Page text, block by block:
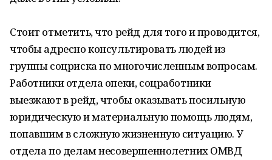
Стоит отметить, что рейд для того и проводится,
чтобы адресно консультировать людей из
группы соцриска по многочисленным вопросам.
Работники отдела опеки, соцработники
выезжают в рейд, чтобы оказывать посильную
юридическую и материальную помощь людям,
попавшим в сложную жизненную ситуацию. У
отдела по делам несовершеннолетних ОМВД